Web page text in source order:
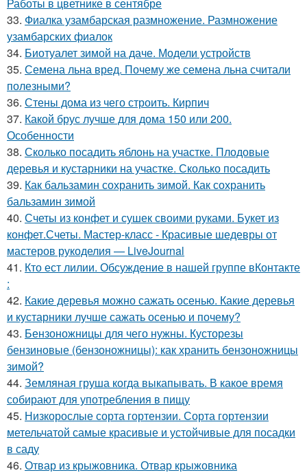
33. Фиалка узамбарская размножение. Размножение
узамбарских фиалок
34. Биотуалет зимой на даче. Модели устройств
35. Семена льна вред. Почему же семена льна считали
полезными?
36. Стены дома из чего строить. Кирпич
37. Какой брус лучше для дома 150 или 200.
Особенности
38. Сколько посадить яблонь на участке. Плодовые
деревья и кустарники на участке. Сколько посадить
39. Как бальзамин сохранить зимой. Как сохранить
бальзамин зимой
40. Счеты из конфет и сушек своими руками. Букет из
конфет.Счеты. Мастер-класс - Красивые шедевры от
мастеров рукоделия — LiveJournal
41. Кто ест лилии. Обсуждение в нашей группе вКонтакте
:
42. Какие деревья можно сажать осенью. Какие деревья
и кустарники лучше сажать осенью и почему?
43. Бензоножницы для чего нужны. Кусторезы
бензиновые (бензоножницы): как хранить бензоножницы
зимой?
44. Земляная груша когда выкапывать. В какое время
собирают для употребления в пищу
45. Низкорослые сорта гортензии. Сорта гортензии
метельчатой самые красивые и устойчивые для посадки
в саду
46. Отвар из крыжовника. Отвар крыжовника